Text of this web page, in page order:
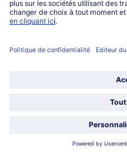
Lu-Ve : 9h - 20h (appel non surtaxé)